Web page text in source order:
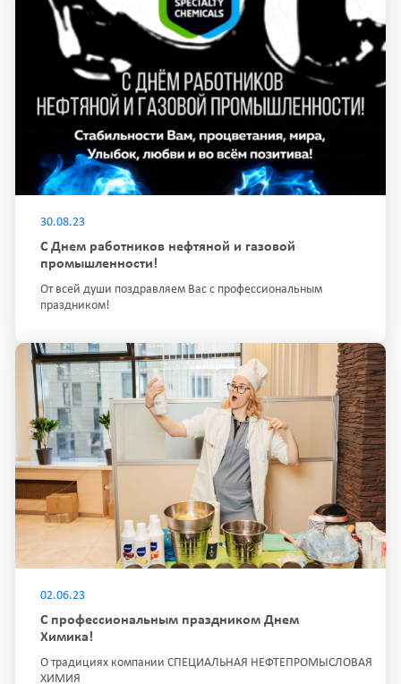
30.08.23
С Днем работников нефтяной и газовой
промышленности!
От всей души поздравляем Вас с профессиональным
праздником!
02.06.23
С профессиональным праздником Днем
Химика!
О традициях компании СПЕЦИАЛЬНАЯ НЕФТЕПРОМЫСЛОВАЯ
ХИМИЯ